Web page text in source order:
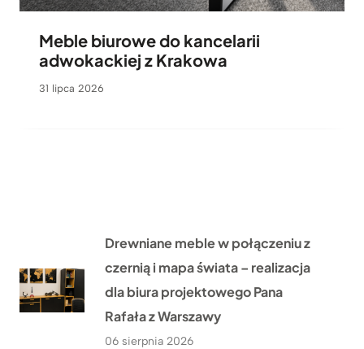
Meble biurowe do kancelarii
adwokackiej z Krakowa
31 lipca 2026
Drewniane meble w połączeniu z
czernią i mapa świata – realizacja
dla biura projektowego Pana
Rafała z Warszawy
06 sierpnia 2026